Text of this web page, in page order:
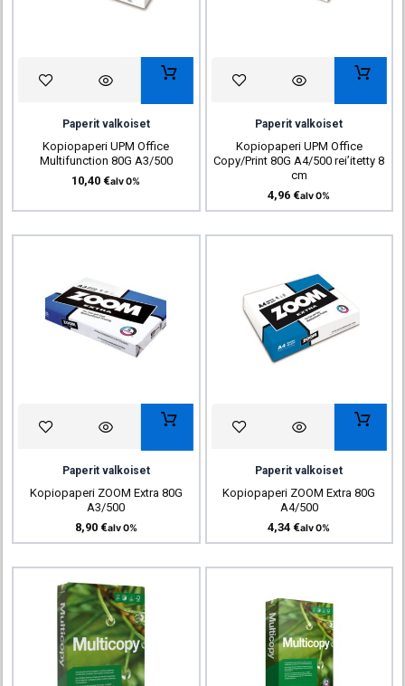
Paperit valkoiset
Kopiopaperi UPM Office
Multifunction 80G A3/500
10,40 €alv 0%
Paperit valkoiset
Kopiopaperi UPM Office
Copy/Print 80G A4/500 rei’itetty 8
cm
4,96 €alv 0%
Paperit valkoiset
Kopiopaperi ZOOM Extra 80G
A3/500
8,90 €alv 0%
Paperit valkoiset
Kopiopaperi ZOOM Extra 80G
A4/500
4,34 €alv 0%